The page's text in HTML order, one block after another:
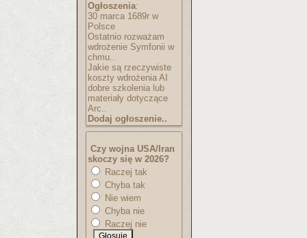
Ogłoszenia:
30 marca 1689r w
Polsce
Ostatnio rozważam
wdrożenie Symfonii w
chmu..
Jakie są rzeczywiste
koszty wdrożenia AI
dobre szkolenia lub
materiały dotyczące
Arc..
Dodaj ogłoszenie..
Czy wojna USA/Iran
skoczy się w 2026?
Raczej tak
Chyba tak
Nie wiem
Chyba nie
Raczej nie